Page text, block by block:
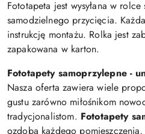
Fototapeta jest wysyłana w
samodzielnego przycięcia.
instrukcję montażu. Rolka jest
zapakowana w karton.
Fototapety samoprzylepne -
Nasza oferta zawiera wiele
gustu zarówno miłośnikom
tradycjonalistom. Fototapety
ozdobą każdego